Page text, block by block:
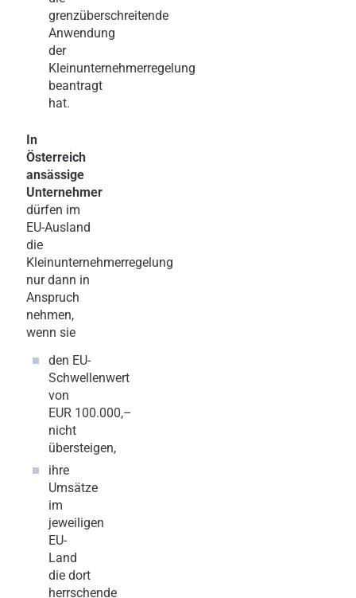
grenzüberschreitende
Anwendung
der
Kleinunternehmerregelung
beantragt
hat.
In
Österreich
ansässige
Unternehmer
dürfen im
EU-Ausland
die
Kleinunternehmerregelung
nur dann in
Anspruch
nehmen,
wenn sie
den EU-
Schwellenwert
von
EUR 100.000,–
nicht
übersteigen,
ihre
Umsätze
im
jeweiligen
EU-
Land
die dort
herrschende